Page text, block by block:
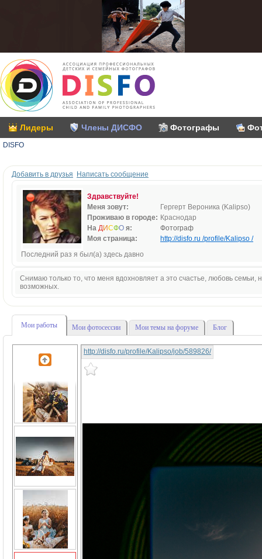
Лидеры Члены ДИСФО Фотографы
DISFO
Добавить в друзья Написать сообщение
Здравствуйте!
Меня зовут:
Гергерт Вероника (Kalipso)
Проживаю в городе: Краснодар
На ДИСФО я:
Фотограф
Моя страница:
http://disfo.ru /profile/Kalipso /
Последний раз я был(а) здесь давно
Снимаю только то, что меня вдохновляет а это счастье, любовь
возможных.
Мои работы Мои фотосессии Мои темы на форуме Блог
http://disfo.ru/profile/Kalipso/job/589826/